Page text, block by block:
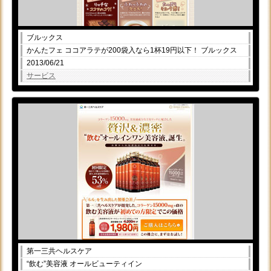
ブルックス
かんたフェ ココアラテが200袋入なら1杯19円以下！ ブルックス
2013/06/21
サービス
第一三共ヘルスケア
“飲む”美容液 オールビューティイン